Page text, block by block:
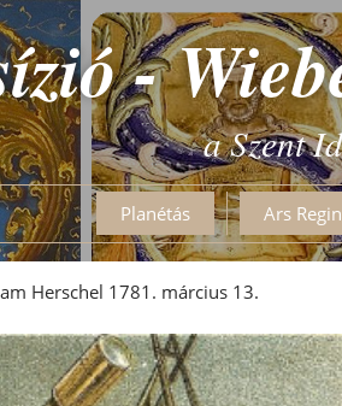
-
a Szent
Planétás Ars
Herschel 1781. március 13.